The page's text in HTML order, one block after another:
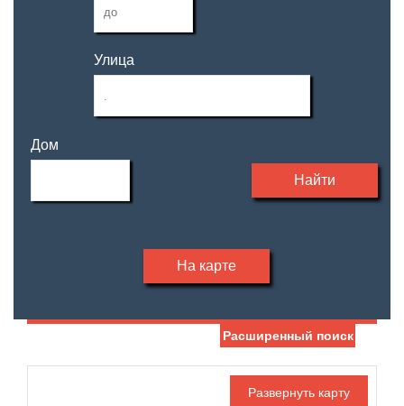
Улица
Дом
Найти
На карте
С фото
Отдельный вход
Расширенный поиск